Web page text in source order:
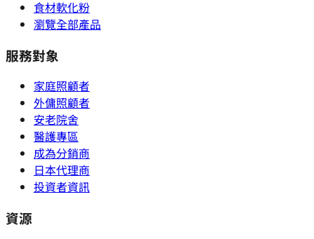
食材軟化粉
瀏覽全部產品
服務對象
家庭照顧者
外傭照顧者
安老院舍
醫護專區
成為分銷商
日本代理商
投資者資訊
資源